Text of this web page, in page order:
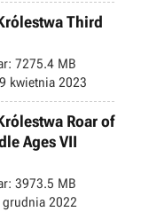
Third
7275.4 MB
kwietnia 2023
Roar of
Ages VII
3973.5 MB
2022